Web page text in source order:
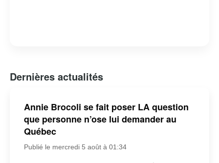
Dernières actualités
Annie Brocoli se fait poser LA question
que personne n’ose lui demander au
Québec
Publié le mercredi 5 août à 01:34